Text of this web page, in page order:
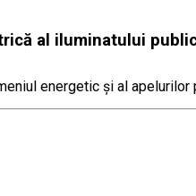
al iluminatului
energetic și al